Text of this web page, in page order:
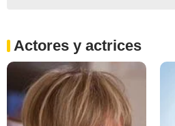
Actores y actrices